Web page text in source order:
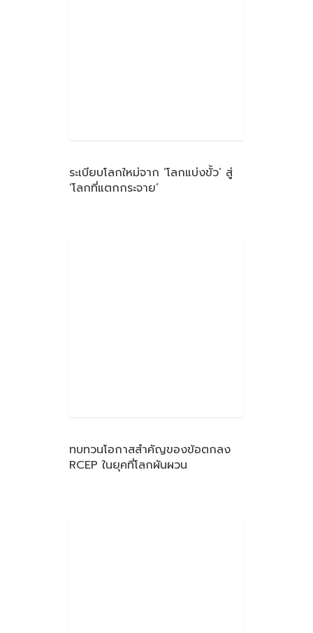
ระเบียบโลกใหม่จาก ‘โลกแบ่งขั้ว’ สู่
‘โลกที่แตกกระจาย’
ทบทวนโอกาสสำคัญของข้อตกลง
RCEP ในยุคที่โลกผันผวน